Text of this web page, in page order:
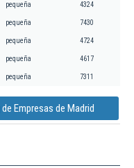
pequeña 4324
pequeña 7430
pequeña 4724
pequeña 4617
pequeña 7311
Empresas de Madrid